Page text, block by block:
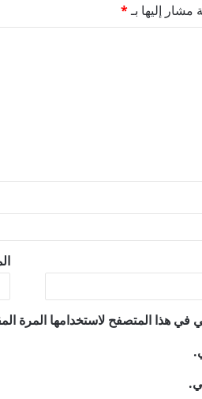
مشار إليها بـ*
في هذا المتصفح لاستخدامها المرة